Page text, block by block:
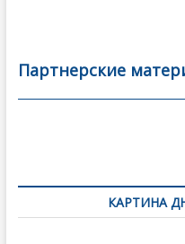
b
o
er l
а
в
Партнерские
по
записямКАРТИНА